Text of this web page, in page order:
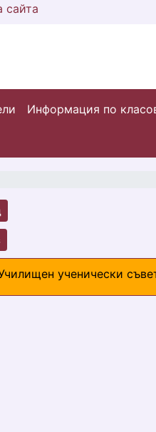
сайта
Информация по
ученически